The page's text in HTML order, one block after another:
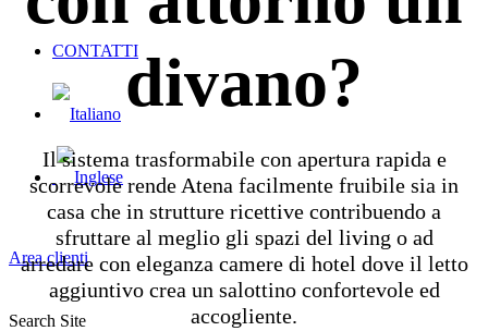
CONTATTI
Area clienti
Search Site
divano?
Il sistema trasformabile con apertura rapida e
scorrevole rende Atena facilmente fruibile sia in
casa che in strutture ricettive contribuendo a
sfruttare al meglio gli spazi del living o ad
arredare con eleganza camere di hotel dove il letto
aggiuntivo crea un salottino confortevole ed
accogliente.